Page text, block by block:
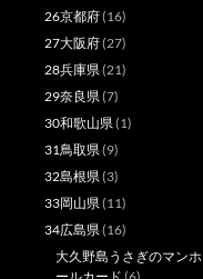
26京都府(16)
27大阪府(27)
28兵庫県(21)
29奈良県(7)
30和歌山県(1)
31鳥取県(9)
32島根県(3)
33岡山県(11)
34広島県(16)
大久野島うさぎのマンホ